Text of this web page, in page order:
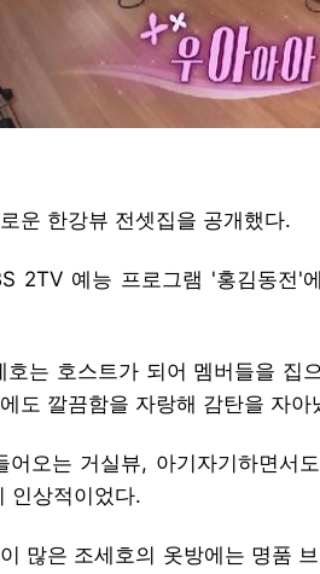
운 한강뷰 전셋집을 공개했다.
2TV 예능 프로그램 '홍김동전'
호는 호스트가 되어 멤버들을 집
도 깔끔함을 자랑해 감탄을 자아
어오는 거실뷰, 아기자기하면서
인상적이었다.
많은 조세호의 옷방에는 명품